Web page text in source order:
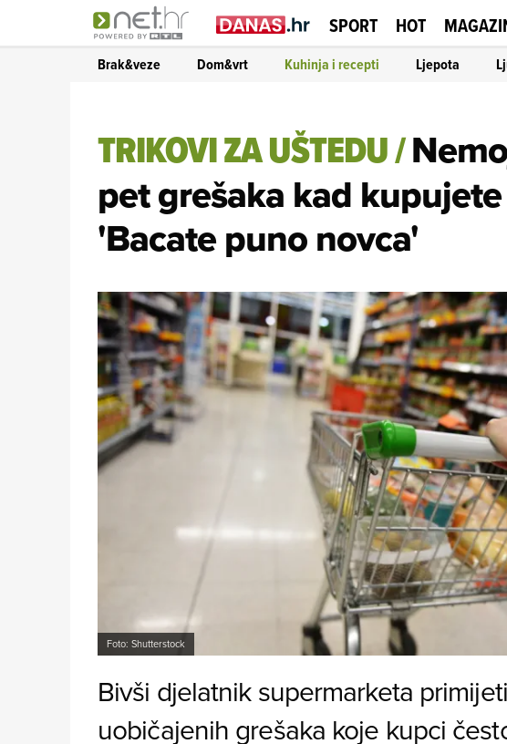
SPORT HOT
Brak&veze Dom&vrt Kuhinja i recepti Ljepota
TRIKOVI ZA UŠTEDU/
pet grešaka kad
'Bacate puno novca'
Foto: Shutterstock
Bivši djelatnik supermarketa
uobičajenih grešaka koje kupci